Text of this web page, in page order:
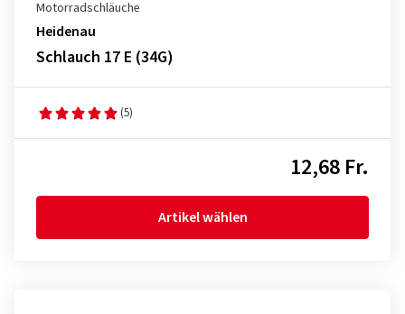
Motorradschläuche
Heidenau
Schlauch 17 E (34G)
(5)
12,68 Fr.
Artikel wählen